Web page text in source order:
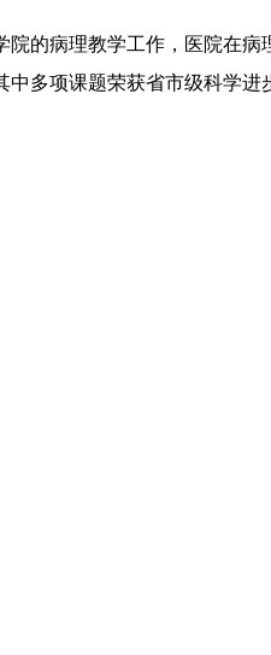
的病理教学工作，医院在
多项课题荣获省市级科学